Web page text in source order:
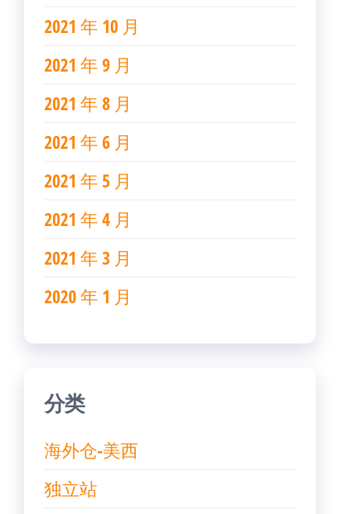
2021 年 10 月
2021 年 9 月
2021 年 8 月
2021 年 6 月
2021 年 5 月
2021 年 4 月
2021 年 3 月
2020 年 1 月
分类
海外仓-美西
独立站